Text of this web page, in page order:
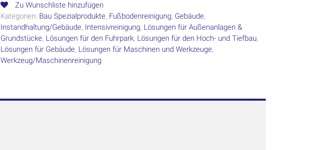
Zu Wunschliste hinzufügen
Kategorien: Bau Spezialprodukte, Fußbodenreinigung, Gebäude,
Instandhaltung/Gebäude, Intensivreinigung, Lösungen für Außenanlagen &
Grundstücke, Lösungen für den Fuhrpark, Lösungen für den Hoch- und Tiefbau,
Lösungen für Gebäude, Lösungen für Maschinen und Werkzeuge,
Werkzeug/Maschinenreinigung